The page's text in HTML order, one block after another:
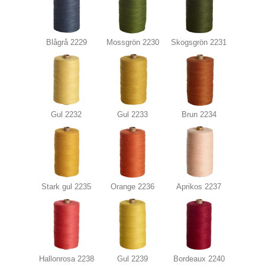
Blågrå 2229 Mossgrön 2230 Skogsgrön 2231
Gul 2232 Gul 2233 Brun 2234
Stark gul 2235 Orange 2236 Aprikos 2237
Hallonrosa 2238 Gul 2239 Bordeaux 2240